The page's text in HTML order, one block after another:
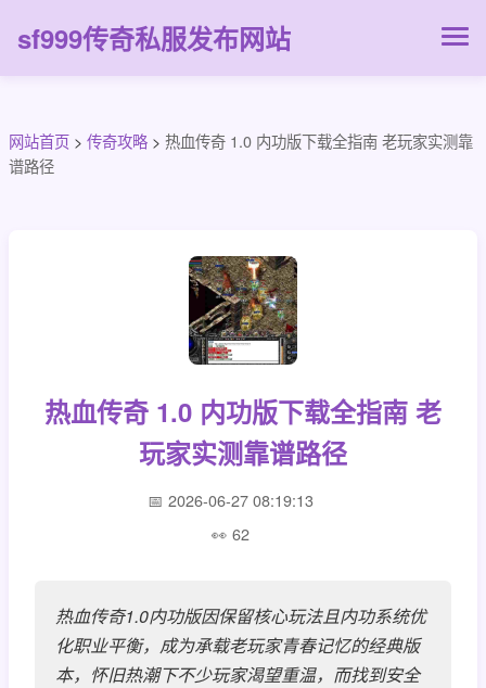
sf999传奇私服发布网站
网站首页 > 传奇攻略 > 热血传奇 1.0 内功版下载全指南 老玩家实测靠
谱路径
热血传奇 1.0 内功版下载全指南 老
玩家实测靠谱路径
2026-06-27 08:19:13
62
热血传奇1.0内功版因保留核心玩法且内功系统优
化职业平衡，成为承载老玩家青春记忆的经典版
本，怀旧热潮下不少玩家渴望重温，而找到安全